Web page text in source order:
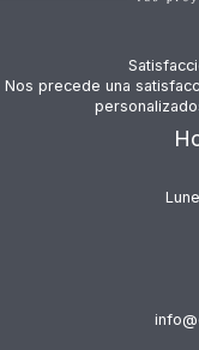
Nos precede una